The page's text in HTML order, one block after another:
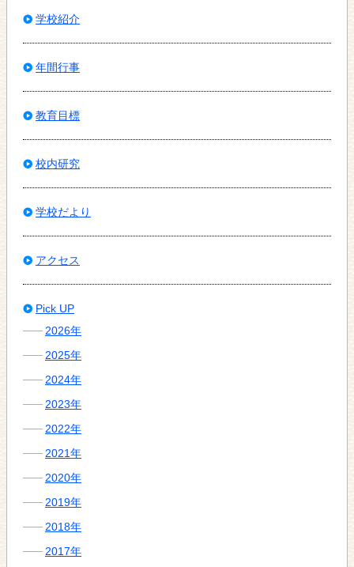
学校紹介
年間行事
教育目標
校内研究
学校だより
アクセス
Pick UP
2026年
2025年
2024年
2023年
2022年
2021年
2020年
2019年
2018年
2017年